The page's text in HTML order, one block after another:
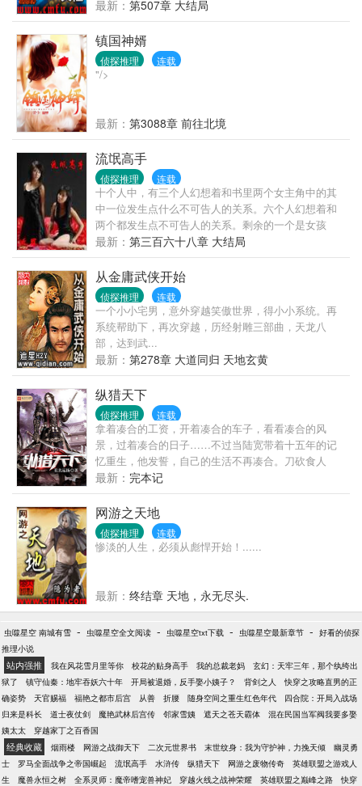
《雄霸天下》之后，彻底被它迷住了，将整个身心投
入其中，并且在游戏中演绎了一段酸甜苦辣的传奇故
事。
最新： 第507章 大结局
镇国神婿
侦探推理 连载
"/>
最新： 第3088章 前往北境
流氓高手
侦探推理 连载
十个人中，有三个人幻想着和书里两个女主角中的其
中一位发生点什么不可告人的关系。六个人幻想着和
两个都发生点不可告人的关系。剩余的一个是女孩
儿。 十个人中，有五个人会开心的从开头笑到结尾。
还有三个会在书评区说老无淫荡。还有两个会笑到抽
筋，问老无索要损失费。 十个人中，有两人会觉得老
无一天一万字的更新很过瘾，有七个人会淫荡的要求
老无一天一百更。还有一个保持中立。 综上所述，这
是一本如同高速公路的手扶拖拉机一样拉风的书。
最新： 第三百六十八章 大结局
从金庸武侠开始
侦探推理 连载
一个小小宅男，意外穿越笑傲世界，得小小系统。再
系统帮助下，再次穿越，历经射雕三部曲，天龙八
部，达到武...
最新： 第278章 大道同归 天地玄黄
纵猎天下
侦探推理 连载
拿着凑合的工资，开着凑合的车子，看看凑合的风
景，过着凑合的日子……不过当陆宽带着十五年的记
忆重生，他发誓，自己的生活不再凑合。刀砍食人
魔，箭射变形怪，脚踹地狱领主的裤裆，手摸魅魔女
王的酥胸，手握亿万财富，尽揽美人入怀，登顶高手
之巅！纵览魔幻世界，让高手之名传遍世人。无数次
在梦中才有的景象，陆宽让它们一一变为现实。这是
一个男人见了沉默，女人见了心醉，各大公会见了直
接崩溃的高手传说。
最新： 完本记
网游之天地
侦探推理 连载
惨淡的人生，必须从彪悍开始！......
最新： 终结章 天地，永无尽头.
虫噬星空 南城有雪 - 虫噬星空全文阅读 - 虫噬星空txt下载 - 虫噬星空最新章节 - 好看的侦探
推理小说
站内强推 我在风花雪月里等你 校花的贴身高手 我的总裁老妈
玄幻：天牢三年，那个纨绔出
狱了
镇守仙秦：地牢吞妖六十年 开局被退婚，反手娶小姨子？ 背剑之人
快穿之攻略直男的正
确姿势
天官赐福 福艳之都市后宫 从善 折腰 随身空间之重生红色年代
四合院：开局入战场
归来是科长
道士夜仗剑 魔艳武林后宫传 邻家雪姨 遮天之苍天霸体
混在民国当军阀我要多娶
姨太太
穿越家丁之百香国
经典收藏 烟雨楼 网游之战御天下 二次元世界书 末世纹身：我为守护神，力挽天倾
幽灵勇
士
罗马全面战争之帝国崛起 流氓高手 水浒传 纵猎天下 网游之废物传奇
英雄联盟之游戏人
生
魔兽永恒之树 全系灵师：魔帝嗜宠兽神妃 穿越火线之战神荣耀 英雄联盟之巅峰之路
快穿